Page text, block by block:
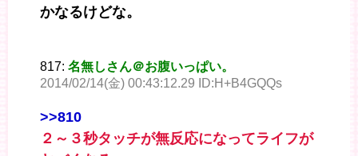
かなるけどな。
817: 名無しさん＠お腹いっぱい。
2014/02/14(金) 00:43:12.29 ID:H+B4GQQs
>>810
２～３秒タッチが無反応になってライフが